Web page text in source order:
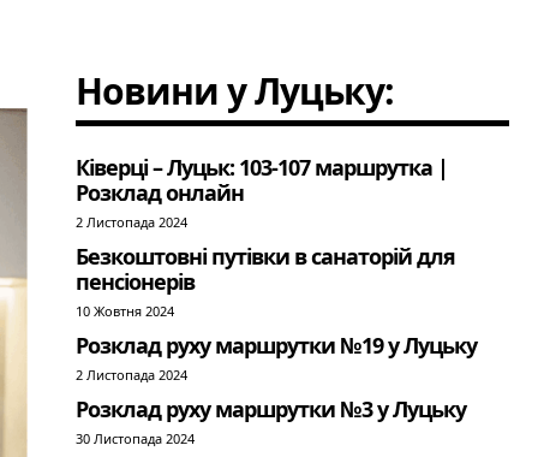
Новини у Луцьку:
Ківерці – Луцьк: 103-107 маршрутка |
Розклад онлайн
2 Листопада 2024
Безкоштовні путівки в санаторій для
пенсіонерів
10 Жовтня 2024
Розклад руху маршрутки №19 у Луцьку
2 Листопада 2024
Розклад руху маршрутки №3 у Луцьку
30 Листопада 2024